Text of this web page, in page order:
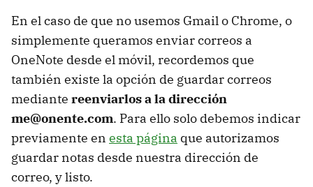
En el caso de que no usemos Gmail o Chrome, o
simplemente queramos enviar correos a
OneNote desde el móvil, recordemos que
también existe la opción de guardar correos
mediante reenviarlos a la dirección
me@onente.com. Para ello solo debemos indicar
previamente en esta página que autorizamos
guardar notas desde nuestra dirección de
correo, y listo.